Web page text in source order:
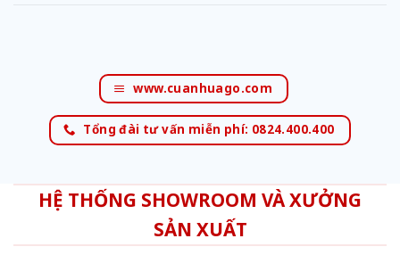
www.cuanhuago.com
Tổng đài tư vấn miễn phí: 0824.400.400
HỆ THỐNG SHOWROOM VÀ XƯỞNG
SẢN XUẤT